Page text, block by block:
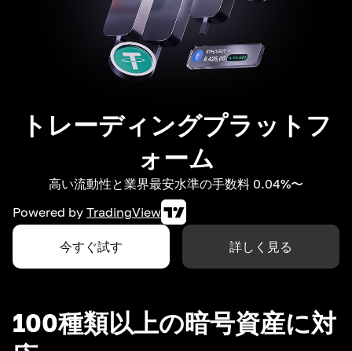
トレーディングプラットフ
ォーム
高い流動性と業界最安水準の手数料 0.04%〜
Powered by TradingView
今すぐ試す 詳しく見る
100種類以上の暗号資産に対